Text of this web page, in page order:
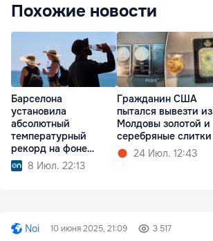
Похожие новости
Барселона
установила
абсолютный
температурный
рекорд на фоне
волны жары в
Испании
8 Июл. 22:13
Гражданин США
пытался вывезти из
Молдовы золотой и
серебряные слитки
24 Июл. 12:43
Noi 10 июня 2025, 21:09 3 517